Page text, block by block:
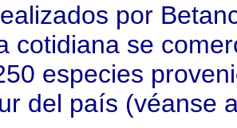
por
cotidiana se
especies
del país (véanse